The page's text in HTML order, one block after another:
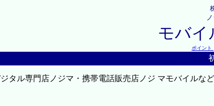
モバイ
ポイント
タル専門店ノジマ・携帯電話販売店ノジ マモバイルな